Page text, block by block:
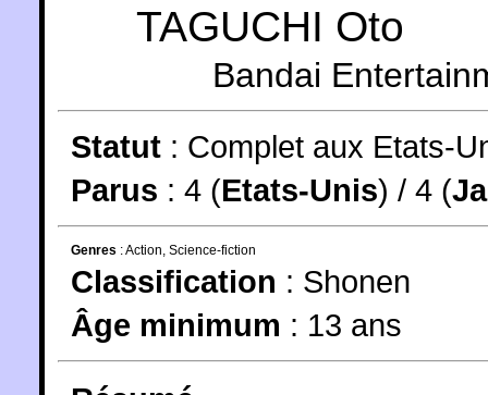
TAGUCHI Oto
Bandai
Statut : Complet aux Etats-
Parus : 4 (Etats-Unis) / 4 (
Genres :Action Science-fiction
Classification : Shonen
Âge minimum : 13 ans